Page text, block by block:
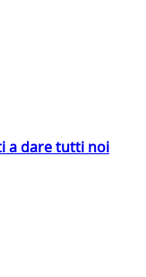
a dare tutti noi